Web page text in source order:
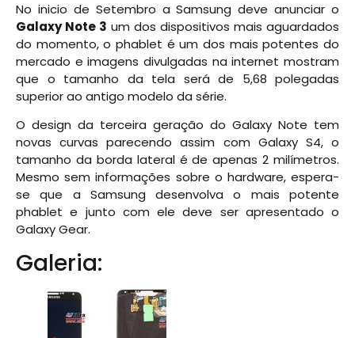
No inicio de Setembro a Samsung deve anunciar o
Galaxy Note 3 um dos dispositivos mais aguardados
do momento, o phablet é um dos mais potentes do
mercado e imagens divulgadas na internet mostram
que o tamanho da tela será de 5,68 polegadas
superior ao antigo modelo da série.
O design da terceira geração do Galaxy Note tem
novas curvas parecendo assim com Galaxy S4, o
tamanho da borda lateral é de apenas 2 milímetros.
Mesmo sem informações sobre o hardware, espera-
se que a Samsung desenvolva o mais potente
phablet e junto com ele deve ser apresentado o
Galaxy Gear.
Galeria: